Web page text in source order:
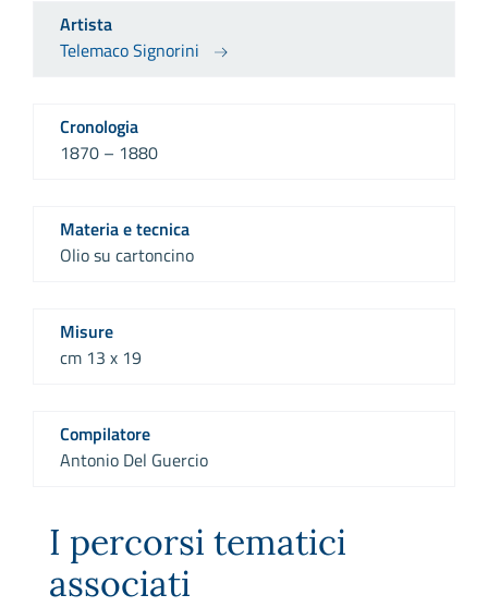
Artista
Telemaco Signorini
Cronologia
1870 – 1880
Materia e tecnica
Olio su cartoncino
Misure
cm 13 x 19
Compilatore
Antonio Del Guercio
I percorsi tematici
associati